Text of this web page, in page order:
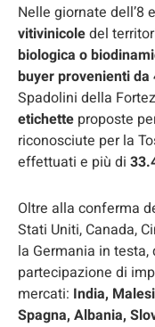
Nelle giornate dell’8
vitivinicoledel
biologica o
buyer provenienti da
Spadolini della
etichette proposte
riconosciute per la
effettuati e più di
Oltre alla conferma
Stati Uniti, Canada,
la Germania in
partecipazione di
mercati: India,
Spagna, Albania,